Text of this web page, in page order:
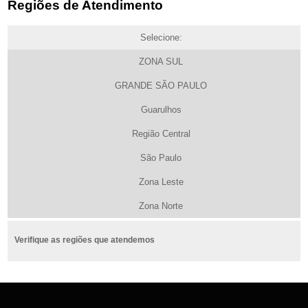
Regiões de Atendimento
Selecione:
ZONA SUL
GRANDE SÃO PAULO
Guarulhos
Região Central
São Paulo
Zona Leste
Zona Norte
Verifique as regiões que atendemos